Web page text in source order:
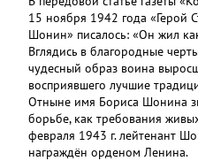
15 ноября 1942 года «Герой
Шонин» писалось: «Он жил
Вглядись в благородные
чудесный образ воина
восприявшего лучшие
Отныне имя Бориса Шонина
борьбе, как требования
февраля 1943 г. лейтенант
награждён орденом Ленина.